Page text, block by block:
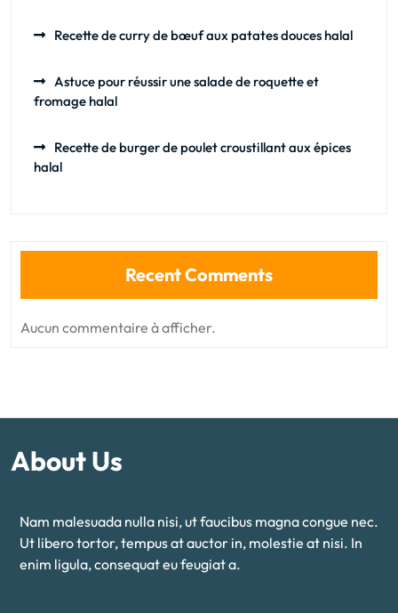
Recette de curry de bœuf aux patates douces halal
Astuce pour réussir une salade de roquette et
fromage halal
Recette de burger de poulet croustillant aux épices
halal
Recent Comments
Aucun commentaire à afficher.
About Us
Nam malesuada nulla nisi, ut faucibus magna congue nec.
Ut libero tortor, tempus at auctor in, molestie at nisi. In
enim ligula, consequat eu feugiat a.